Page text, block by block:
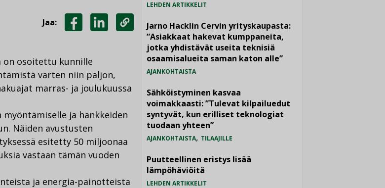
Jaa:
LINKEDINISSÄ
KOPIOI
LINKKI
on osoitettu kunnille
varten niin paljon,
marras- ja joulukuussa
ja hankkeiden
Näiden avustusten
esitetty 50 miljoonaa
vastaan tämän vuoden
ja energia-painotteista
LEHDEN ARTIKKELIT
Jarno Hacklin Cervin yrityskaupasta:
”Asiakkaat hakevat kumppaneita,
jotka yhdistävät useita teknisiä
osaamisalueita saman katon alle”
AJANKOHTAISTA
Sähköistyminen kasvaa
voimakkaasti: ”Tulevat kilpailuedut
syntyvät, kun erilliset teknologiat
tuodaan yhteen”
AJANKOHTAISTA, TILAAJILLE
Puutteellinen eristys lisää
lämpöhäviöitä
LEHDEN ARTIKKELIT